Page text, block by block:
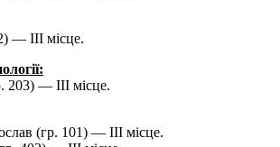
— ІІІ місце.
— ІІІ місце.
(гр. 101) — ІІІ місце.